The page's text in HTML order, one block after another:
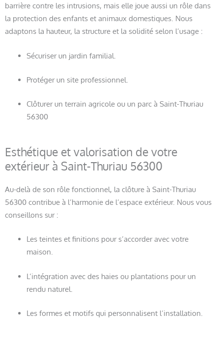
barrière contre les intrusions, mais elle joue aussi un rôle dans
la protection des enfants et animaux domestiques. Nous
adaptons la hauteur, la structure et la solidité selon l’usage :
Sécuriser un jardin familial.
Protéger un site professionnel.
Clôturer un terrain agricole ou un parc à Saint-Thuriau
56300
Esthétique et valorisation de votre
extérieur à Saint-Thuriau 56300
Au-delà de son rôle fonctionnel, la clôture à Saint-Thuriau
56300 contribue à l’harmonie de l’espace extérieur. Nous vous
conseillons sur :
Les teintes et finitions pour s’accorder avec votre
maison.
L’intégration avec des haies ou plantations pour un
rendu naturel.
Les formes et motifs qui personnalisent l’installation.